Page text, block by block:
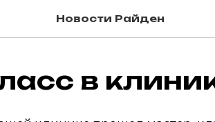
Новости Райден
в